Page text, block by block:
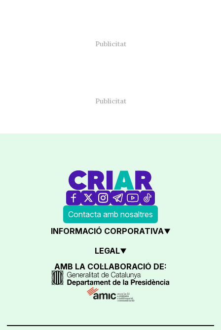
Contacta amb nosaltres
INFORMACIÓ CORPORATIVA
LEGAL
AMB LA COL·LABORACIÓ DE: